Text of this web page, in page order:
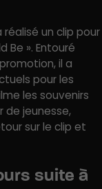
réalisé un clip pour
Be ». Entouré
il a
pour les
les souvenirs
de jeunesse,
sur le clip et
suite à